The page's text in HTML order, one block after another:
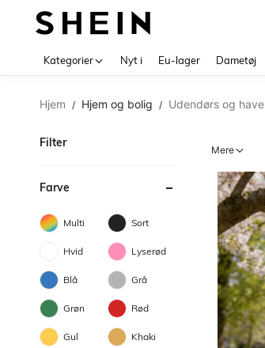
Kategorier Nyt i Eu-lager Dametøj
Hjem / Hjem og bolig / Udendørs og have
Filter
Farve
Multi Sort
Hvid Lyserød
Blå Grå
Grøn Rød
Gul Khaki
Mere